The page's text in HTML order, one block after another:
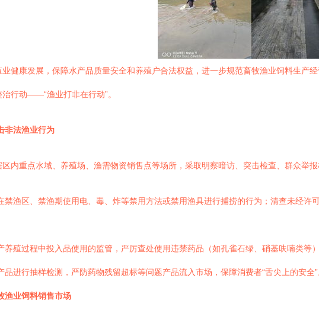
健康发展，保障水产品质量安全和养殖户合法权益，进一步规范畜牧渔业饲料生产
行动——“渔业打非在行动”。
非法渔业行为
内重点水域、养殖场、渔需物资销售点等场所，采取明察暗访、突击检查、群众举
禁渔区、禁渔期使用电、毒、炸等禁用方法或禁用渔具进行捕捞的行为；清查未经
养殖过程中投入品使用的监管，严厉查处使用违禁药品（如孔雀石绿、硝基呋喃类等
品进行抽样检测，严防药物残留超标等问题产品流入市场，保障消费者“舌尖上的安全”
渔业饲料销售市场